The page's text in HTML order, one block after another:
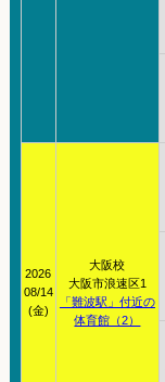
2026
08/14
(金)
大阪校
大阪市浪速区1
「難波駅」付近の
体育館（2）